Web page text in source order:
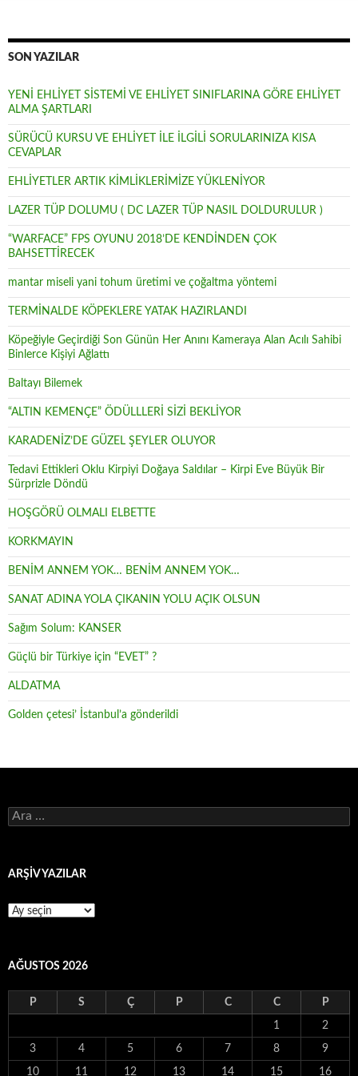
SON YAZILAR
YENİ EHLİYET SİSTEMİ VE EHLİYET SINIFLARINA GÖRE EHLİYET
ALMA ŞARTLARI
SÜRÜCÜ KURSU VE EHLİYET İLE İLGİLİ SORULARINIZA KISA
CEVAPLAR
EHLİYETLER ARTIK KİMLİKLERİMİZE YÜKLENİYOR
LAZER TÜP DOLUMU ( DC LAZER TÜP NASIL DOLDURULUR )
“WARFACE” FPS OYUNU 2018’DE KENDİNDEN ÇOK
BAHSETTİRECEK
mantar miseli yani tohum üretimi ve çoğaltma yöntemi
TERMİNALDE KÖPEKLERE YATAK HAZIRLANDI
Köpeğiyle Geçirdiği Son Günün Her Anını Kameraya Alan Acılı Sahibi
Binlerce Kişiyi Ağlattı
Baltayı Bilemek
“ALTIN KEMENÇE” ÖDÜLLLERİ SİZİ BEKLİYOR
KARADENİZ’DE GÜZEL ŞEYLER OLUYOR
Tedavi Ettikleri Oklu Kirpiyi Doğaya Saldılar – Kirpi Eve Büyük Bir
Sürprizle Döndü
HOŞGÖRÜ OLMALI ELBETTE
KORKMAYIN
BENİM ANNEM YOK… BENİM ANNEM YOK…
SANAT ADINA YOLA ÇIKANIN YOLU AÇIK OLSUN
Sağım Solum: KANSER
Güçlü bir Türkiye için “EVET” ?
ALDATMA
Golden çetesi’ İstanbul’a gönderildi
Arama:
ARŞİV YAZILAR
ARŞİV
AĞUSTOS 2026
P S Ç P C C P
1 2
3 4 5 6 7 8 9
10 11 12 13 14 15 16